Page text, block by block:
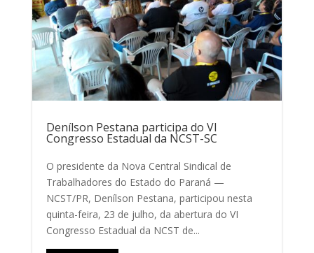
Denílson Pestana participa do VI
Congresso Estadual da NCST-SC
O presidente da Nova Central Sindical de
Trabalhadores do Estado do Paraná —
NCST/PR, Denílson Pestana, participou nesta
quinta-feira, 23 de julho, da abertura do VI
Congresso Estadual da NCST de...